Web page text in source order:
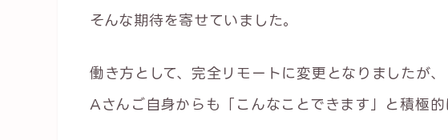
そんな期待を寄せていました。
働き方として、完全リモートに変更となりましたが、
Aさんご自身からも「こんなことできます」と積極的